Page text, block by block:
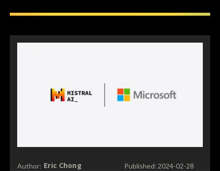
Author: Eric Chong Published: 2024-02-28